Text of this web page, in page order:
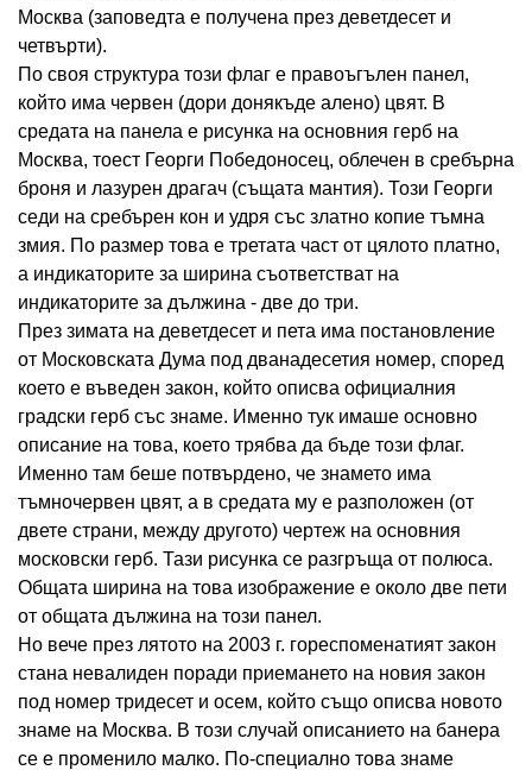
Москва (заповедта е получена през деветдесет и
четвърти).
По своя структура този флаг е правоъгълен панел,
който има червен (дори донякъде алено) цвят. В
средата на панела е рисунка на основния герб на
Москва, тоест Георги Победоносец, облечен в сребърна
броня и лазурен драгач (същата мантия). Този Георги
седи на сребърен кон и удря със златно копие тъмна
змия. По размер това е третата част от цялото платно,
а индикаторите за ширина съответстват на
индикаторите за дължина - две до три.
През зимата на деветдесет и пета има постановление
от Московската Дума под дванадесетия номер, според
което е въведен закон, който описва официалния
градски герб със знаме. Именно тук имаше основно
описание на това, което трябва да бъде този флаг.
Именно там беше потвърдено, че знамето има
тъмночервен цвят, а в средата му е разположен (от
двете страни, между другото) чертеж на основния
московски герб. Тази рисунка се разгръща от полюса.
Общата ширина на това изображение е около две пети
от общата дължина на този панел.
Но вече през лятото на 2003 г. гореспоменатият закон
стана невалиден поради приемането на новия закон
под номер тридесет и осем, който също описва новото
знаме на Москва. В този случай описанието на банера
се е променило малко. По-специално това знаме